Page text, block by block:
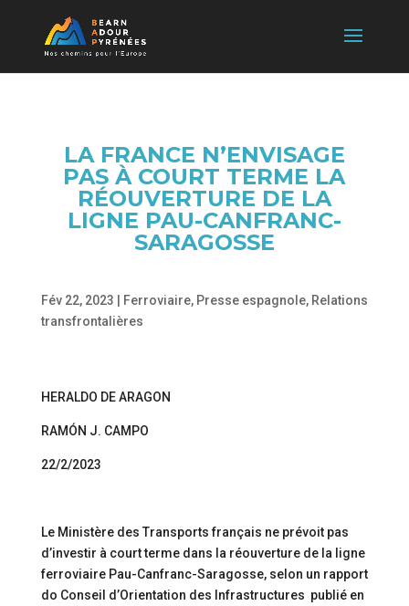
LA FRANCE N’ENVISAGE
PAS À COURT TERME LA
RÉOUVERTURE DE LA
LIGNE PAU-CANFRANC-
SARAGOSSE
Fév 22, 2023 Ferroviaire, Presse espagnole, Relations
transfrontalières
HERALDO DE ARAGON
RAMÓN J. CAMPO
22/2/2023
Le Ministère des Transports français ne prévoit pas
d’investir à court terme dans la réouverture de la ligne
ferroviaire Pau-Canfranc-Saragosse, selon un rapport
do Conseil d’Orientation des Infrastructures publié en